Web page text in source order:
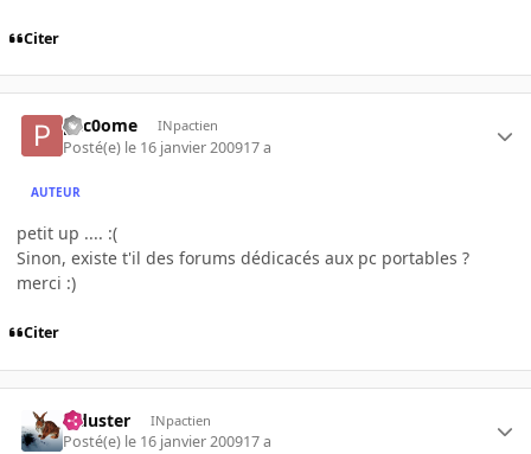
Citer
pac0ome INpactien
Posté(e) le 16 janvier 200917 a
AUTEUR
petit up .... :(
Sinon, existe t'il des forums dédicacés aux pc portables ?
merci :)
Citer
Tiduster INpactien
Posté(e) le 16 janvier 200917 a